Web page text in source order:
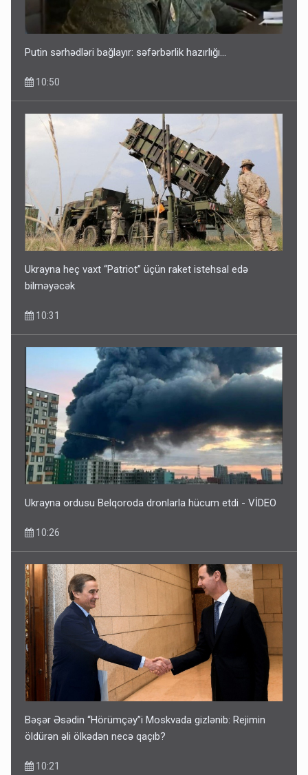
Putin sərhədləri bağlayır: səfərbərlik hazırlığı...
10:50
Ukrayna heç vaxt “Patriot” üçün raket istehsal edə
bilməyəcək
10:31
Ukrayna ordusu Belqoroda dronlarla hücum etdi - VİDEO
10:26
Bəşər Əsədin “Hörümçəy”i Moskvada gizlənib: Rejimin
öldürən əli ölkədən necə qaçıb?
10:21